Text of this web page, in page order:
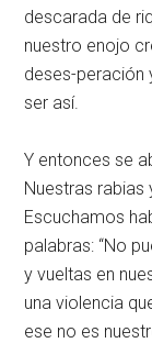
descarada de
nuestro enojo
deses-peración
ser así.
Y entonces se
Nuestras rabias
Escuchamos
palabras: No
y vueltas en
una violencia
ese no es